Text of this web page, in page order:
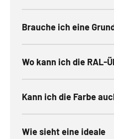
Brauche ich eine
Wo kann ich die RAL-
Kann ich die Farbe
Wie sieht eine ideale